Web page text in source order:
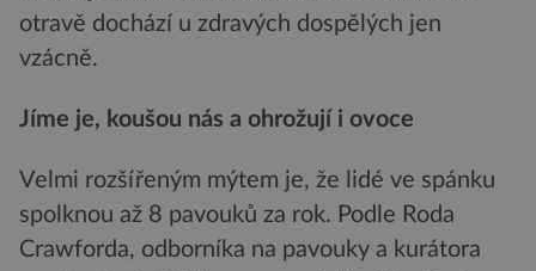
otravě dochází u zdravých dospělých jen
vzácně.
Jíme je, koušou nás a ohrožují i ovoce
Velmi rozšířeným mýtem je, že lidé ve spánku
spolknou až 8 pavouků za rok. Podle Roda
Crawforda, odborníka na pavouky a kurátora